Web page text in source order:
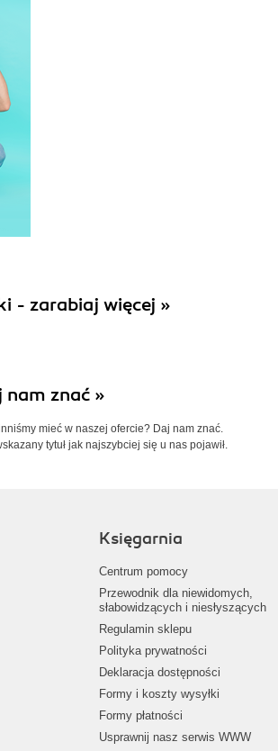
- zarabiaj więcej »
znać »
mieć w naszej ofercie? Daj nam znać.
tytuł jak najszybciej się u nas pojawił.
Księgarnia
Centrum pomocy
Przewodnik dla niewidomych,
słabowidzących i niesłyszących
Regulamin sklepu
Polityka prywatności
Deklaracja dostępności
Formy i koszty wysyłki
Formy płatności
Usprawnij nasz serwis WWW